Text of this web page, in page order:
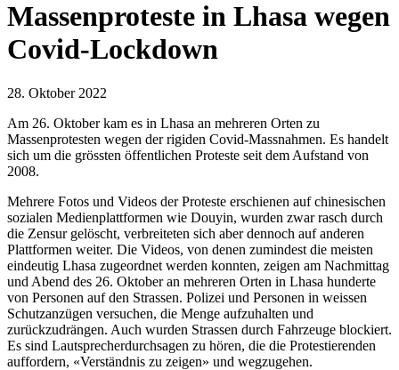
Massenproteste in Lhasa wegen
Covid-Lockdown
28. Oktober 2022
Am 26. Oktober kam es in Lhasa an mehreren Orten zu
Massenprotesten wegen der rigiden Covid-Massnahmen. Es handelt
sich um die grössten öffentlichen Proteste seit dem Aufstand von
2008.
Mehrere Fotos und Videos der Proteste erschienen auf chinesischen
sozialen Medienplattformen wie Douyin, wurden zwar rasch durch
die Zensur gelöscht, verbreiteten sich aber dennoch auf anderen
Plattformen weiter. Die Videos, von denen zumindest die meisten
eindeutig Lhasa zugeordnet werden konnten, zeigen am Nachmittag
und Abend des 26. Oktober an mehreren Orten in Lhasa hunderte
von Personen auf den Strassen. Polizei und Personen in weissen
Schutzanzügen versuchen, die Menge aufzuhalten und
zurückzudrängen. Auch wurden Strassen durch Fahrzeuge blockiert.
Es sind Lautsprecherdurchsagen zu hören, die die Protestierenden
auffordern, «Verständnis zu zeigen» und wegzugehen.